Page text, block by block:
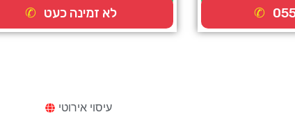
לא זמינה כעט
עיסוי אירוטי